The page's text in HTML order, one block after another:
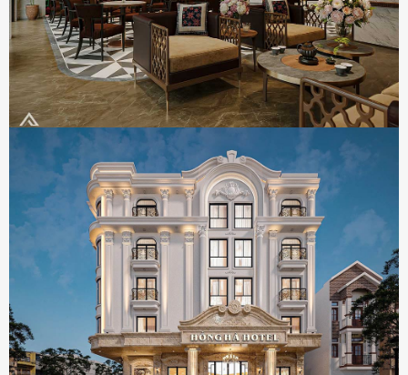
Thiết kế nội thất khách sạn tại Sapa, Lào Cai